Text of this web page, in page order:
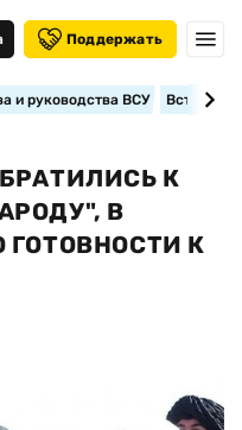
Поддержать
и руководства ВСУ
К
В
К